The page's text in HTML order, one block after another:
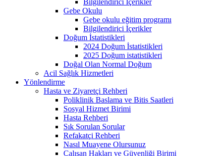
Gebe Okulu
Gebe okulu eğitim programı
Bilgilendirici İçerikler
Doğum İstatistikleri
2024 Doğum İstatistikleri
2025 Doğum istatistikleri
Doğal Olan Normal Doğum
Acil Sağlık Hizmetleri
Yönlendirme
Hasta ve Ziyaretçi Rehberi
Poliklinik Baslama ve Bitis Saatleri
Sosyal Hizmet Birimi
Hasta Rehberi
Sık Sorulan Sorular
Refakatçi Rehberi
Nasıl Muayene Olursunuz
Çalışan Hakları ve Güvenliği Birimi